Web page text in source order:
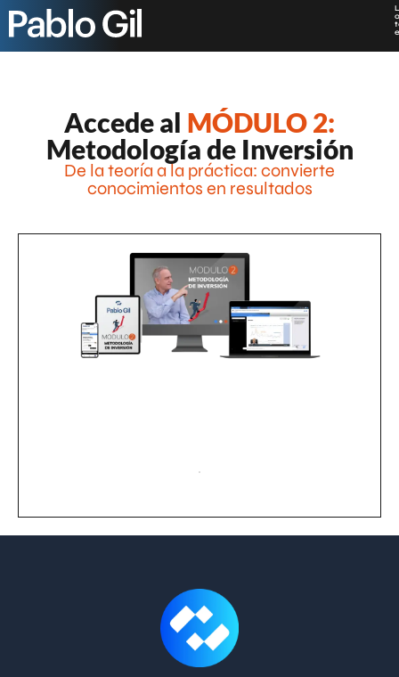
Accede al MÓDULO 2:
Metodología de Inversión
De la teoría a la práctica: convierte
conocimientos en resultados